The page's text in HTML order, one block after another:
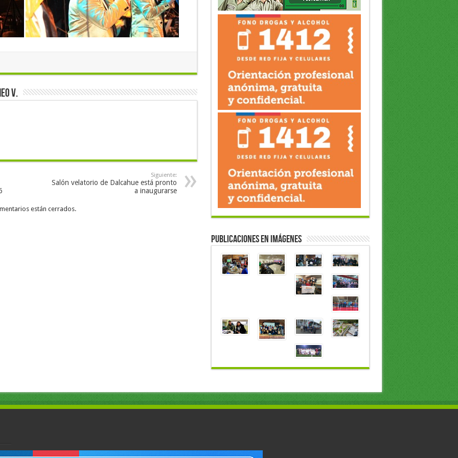
V.
Siguiente:
Salón velatorio de Dalcahue está pronto
a inaugurarse
están cerrados.
Publicaciones en Imágenes